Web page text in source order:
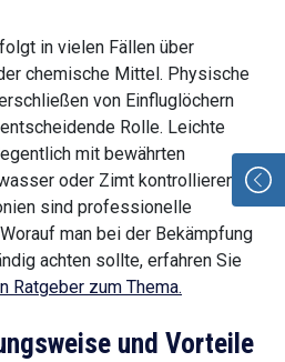
in vielen Fällen über
chemische Mittel. Physische
von Einfluglöchern
Rolle. Leichte
mit bewährten
oder Zimt kontrollieren,
sind professionelle
man bei der Bekämpfung
achten sollte, erfahren Sie
Ratgeber zum Thema.
und Vorteile